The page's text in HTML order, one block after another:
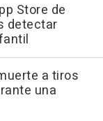
Store de
detectar
a tiros
una